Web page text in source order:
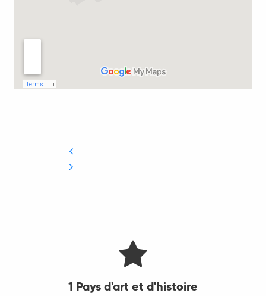
1 Pays d'art et d'histoire